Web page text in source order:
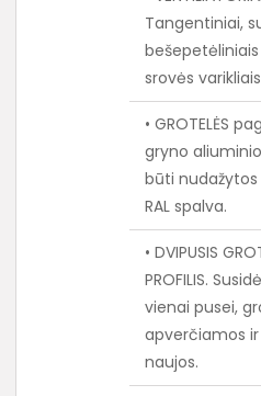
Tangentiniai,
srovės
• GROTELĖS
gryno
būti
RAL spalva.
• DVIPUSIS
PROFILIS.
vienai pusei,
apverčiamos ir
naujos.